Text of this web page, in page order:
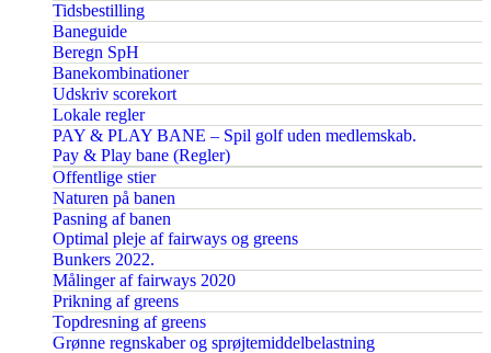
Tidsbestilling
Baneguide
Beregn SpH
Banekombinationer
Udskriv scorekort
Lokale regler
PAY & PLAY BANE – Spil golf uden medlemskab.
Pay & Play bane (Regler)
Offentlige stier
Naturen på banen
Pasning af banen
Optimal pleje af fairways og greens
Bunkers 2022.
Målinger af fairways 2020
Prikning af greens
Topdresning af greens
Grønne regnskaber og sprøjtemiddelbelastning